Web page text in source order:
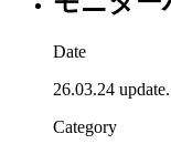
Date
26.03.24 update.
Category